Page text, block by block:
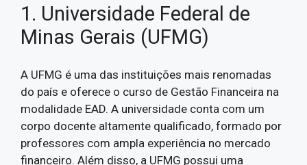
1. Universidade Federal de
Minas Gerais (UFMG)
A UFMG é uma das instituições mais renomadas
do país e oferece o curso de Gestão Financeira na
modalidade EAD. A universidade conta com um
corpo docente altamente qualificado, formado por
professores com ampla experiência no mercado
financeiro. Além disso, a UFMG possui uma